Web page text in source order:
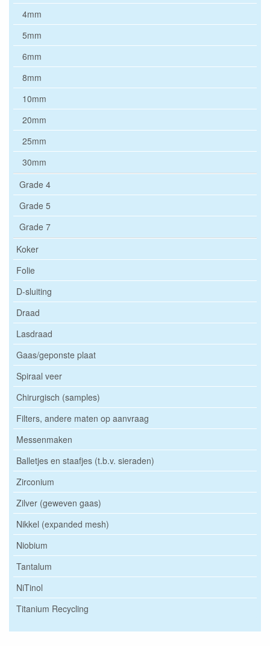
4mm
5mm
6mm
8mm
10mm
20mm
25mm
30mm
Grade 4
Grade 5
Grade 7
Koker
Folie
D-sluiting
Draad
Lasdraad
Gaas/geponste plaat
Spiraal veer
Chirurgisch (samples)
Filters, andere maten op aanvraag
Messenmaken
Balletjes en staafjes (t.b.v. sieraden)
Zirconium
Zilver (geweven gaas)
Nikkel (expanded mesh)
Niobium
Tantalum
NiTinol
Titanium Recycling